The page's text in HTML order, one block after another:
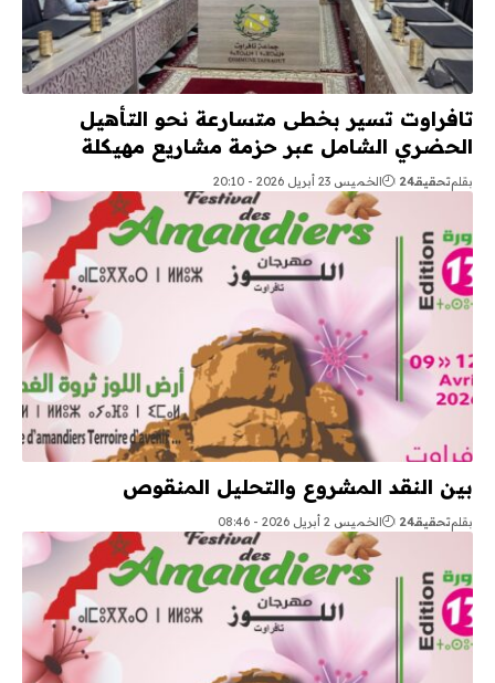
تافراوت تسير بخطى متسارعة نحو التأهيل
الحضري الشامل عبر حزمة مشاريع مهيكلة
بقلمتحقيقـ24 الخميس 23 أبريل 2026 - 20:10
بين النقد المشروع والتحليل المنقوص
بقلمتحقيقـ24 الخميس 2 أبريل 2026 - 08:46